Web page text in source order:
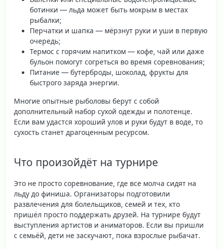
ботинки — льда может быть мокрым в местах
рыбалки;
Перчатки и шапка — мёрзнут руки и уши в первую
очередь;
Термос с горячим напитком — кофе, чай или даже
бульон помогут согреться во время соревнования;
Питание — бутерброды, шоколад, фрукты для
быстрого заряда энергии.
Многие опытные рыболовы берут с собой
дополнительный набор сухой одежды и полотенце.
Если вам удастся хороший улов и руки будут в воде, то
сухость станет драгоценным ресурсом.
Что произойдёт на турнире
Это не просто соревнование, где все молча сидят на
льду до финиша. Организаторы подготовили
развлечения для болельщиков, семей и тех, кто
пришёл просто поддержать друзей. На турнире будут
выступления артистов и аниматоров. Если вы пришли
с семьёй, дети не заскучают, пока взрослые рыбачат.